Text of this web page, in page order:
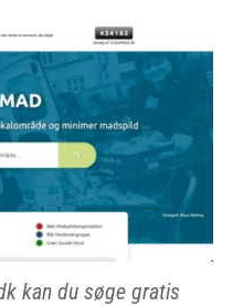
kan du søge gratis